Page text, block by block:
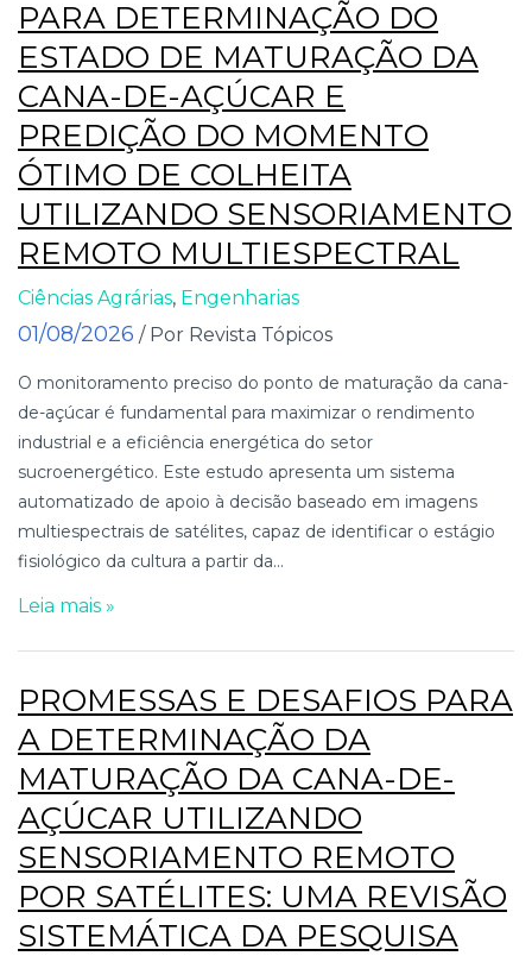
PARA DETERMINAÇÃO DO
ESTADO DE MATURAÇÃO DA
CANA-DE-AÇÚCAR E
PREDIÇÃO DO MOMENTO
ÓTIMO DE COLHEITA
UTILIZANDO SENSORIAMENTO
REMOTO MULTIESPECTRAL
Ciências Agrárias, Engenharias
01/08/2026 / Por Revista Tópicos
O monitoramento preciso do ponto de maturação da cana-
de-açúcar é fundamental para maximizar o rendimento
industrial e a eficiência energética do setor
sucroenergético. Este estudo apresenta um sistema
automatizado de apoio à decisão baseado em imagens
multiespectrais de satélites, capaz de identificar o estágio
fisiológico da cultura a partir da...
Leia mais »
PROMESSAS E DESAFIOS PARA
A DETERMINAÇÃO DA
MATURAÇÃO DA CANA-DE-
AÇÚCAR UTILIZANDO
SENSORIAMENTO REMOTO
POR SATÉLITES: UMA REVISÃO
SISTEMÁTICA DA PESQUISA